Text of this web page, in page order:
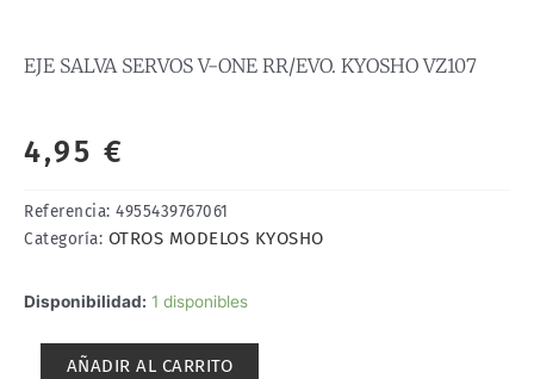
EJE SALVA SERVOS V-ONE RR/EVO. KYOSHO VZ107
4,95 €
Referencia: 4955439767061
Categoría: OTROS MODELOS KYOSHO
Disponibilidad: 1 disponibles
EJE
SERVOS
AÑADIR AL CARRITO